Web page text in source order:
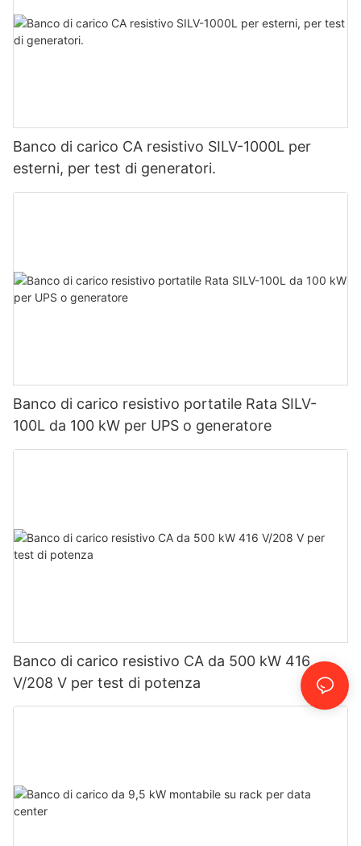
Banco di carico CA resistivo SILV-1000L per
esterni, per test di generatori.
Banco di carico resistivo portatile Rata SILV-
100L da 100 kW per UPS o generatore
Banco di carico resistivo CA da 500 kW 416
V/208 V per test di potenza